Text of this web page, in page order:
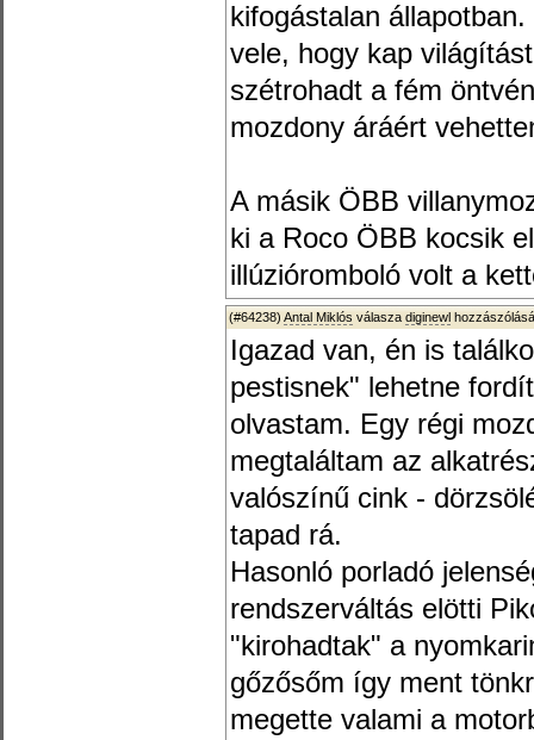
kifogástalan
vele, hogy kap
szétrohadt a fém
mozdony áráért
A másik ÖBB
ki a Roco ÖBB kocsik
illúzióromboló volt a
(#64238) Antal Miklós válasza diginewl
Igazad van, én is
pestisnek" lehetne
olvastam. Egy régi
megtaláltam az
valószínű cink -
tapad rá.
Hasonló porladó
rendszerváltás elötti
"kirohadtak" a
gőzősőm így ment
megette valami a